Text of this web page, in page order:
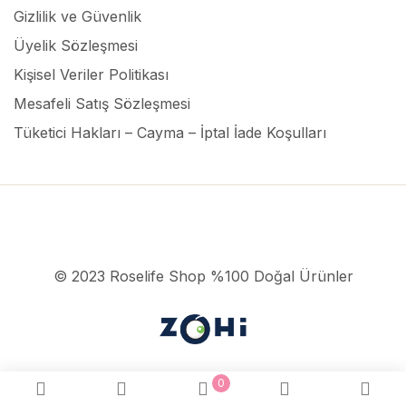
0
Gizlilik ve Güvenlik
Üyelik Sözleşmesi
Kişisel Veriler Politikası
Mesafeli Satış Sözleşmesi
Tüketici Hakları – Cayma – İptal İade Koşulları
© 2023 Roselife Shop %100 Doğal Ürünler